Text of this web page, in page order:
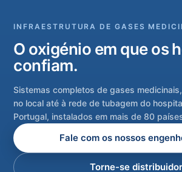
INFRAESTRUTURA DE GASES
O oxigénio em que os
confiam.
Sistemas completos de gases
no local até à rede de tubagem do
Portugal, instalados em mais de 80
Fale com os nossos
Torne-se distribuidor